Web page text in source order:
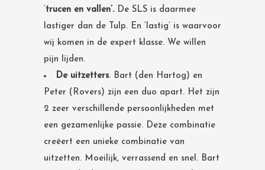
trucen en vallen’. De SLS is daarmee
lastiger dan de Tulp. En ‘lastig’ is waarvoor
wij komen in de expert klasse. We willen
pijn lijden.
De uitzetters. Bart (den Hartog) en
Peter (Rovers) zijn een duo apart. Het zijn
2 zeer verschillende persoonlijkheden met
een gezamenlijke passie. Deze combinatie
creëert een unieke combinatie van
uitzetten. Moeilijk, verrassend en snel. Bart